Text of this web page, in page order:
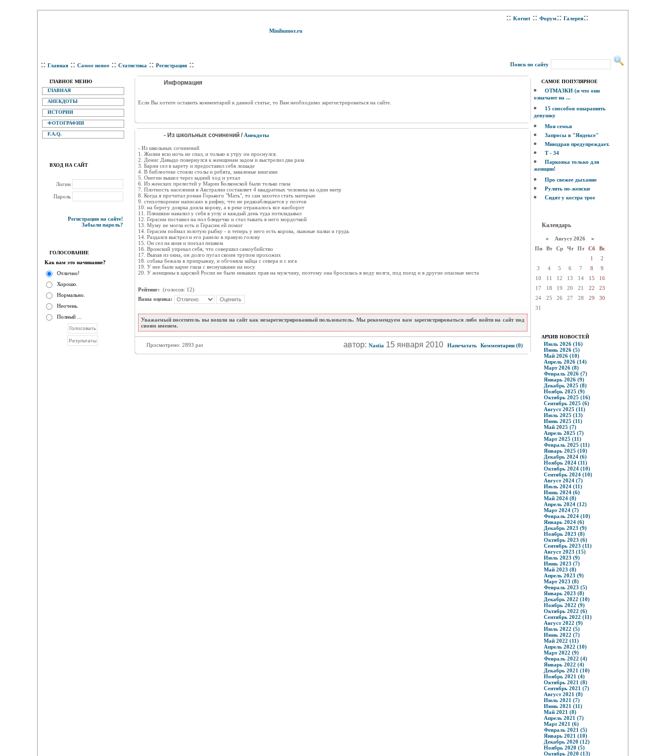
Minihumor.ru
:: Kornet :: Форум:: Галерея::
:: Главная :: Самое новое :: Статистика :: Регистрация :: Поиск по сайту
ГЛАВНОЕ МЕНЮ
ГЛАВНАЯ
АНЕКДОТЫ
ИСТОРИИ
ФОТОГРАФИИ
F.A.Q.
ВХОД НА САЙТ
Логин
Пароль
Регистрация на сайте!
Забыли пароль?
ГОЛОСОВАНИЕ
Как вам это начинание?
Отлично!
Хорошо.
Нормально.
Неочень.
Полный ...
Информация
Eсли Вы хотите оставить комментарий к данной статье, то Вам необходимо зарегистрироваться на сайте.
- Из школьных сочинений / Анекдоты
- Из школьных сочинений
1. Жилин всю ночь не спал, и только к утру он проснулся.
2. Денис Давыдо повернулся к женщинам задом и выстрелил два раза
3. Барин сел в карету и предоставил себя лошаде
4. В библеотеке стояли столы и ребята, заваленые книгами
5. Онегин вышел через задний ход и уехал
6. Из женских прелестей у Марии Болконской были только глаза
7. Плотность населения в Австралии составляет 4 квадратных человека на один мнтр
8. Когда я прочитал роман Горького "Мать", то сам захотел стать матерью
9. стихотворение написано в рифму, что не редкоаблюдается у поэтов
10. на берегу доярка доила корову, а в реке отражалось все наоборот
11. Плюшкин навалил у себя в углу и каждый день туда поткладывал
12. Герасим поставил на пол блюдечко и стал тыкать в него мордочкой
13. Муму не могла есть и Герасим ей помог
14. Герасим поймал золотую рыбку - и теперь у него есть корова, лыжные палки и грудь
14. Раздался выстрел и его ранело в правую голову
15. Он сел на коня и поехал пешком
16. Вронский упрекал себя, что совершил самоубийство
17. Выпав из окна, он долго пугал своим трупом прохожих
18. собака бежала в припрыжку, и обгоняла зайца с севера и с юга
19. У нее были карие глаза с веснушками на носу
20. У женщины в царской Росии не было никаких прав на мужчину, поэтому она бросилась в воду волги, под поезд и в другие опасные места
Рейтинг: (голосов: 12)
Ваша оценка:
Уважаемый посетитель вы вошли на сайт как незарегистрированный пользователь. Мы рекомендуем вам зарегистрироваться либо войти на сайт под
своим именем.
Просмотрено: 2893 раз автор: Nastia 15 января 2010 Напечатать Комментарии (0)
САМОЕ ПОПУЛЯРНОЕ
ОТМАЗКИ (и что они
означают на ...
15 способов ошарашить
девушку
Моя семья
Запросы в "Яндексе"
Минздрав предупреждает.
Т - 34
Парковка только для
женщин!
Про свежее дыхание
Рулить по-женски
Сидят у костра трое
Календарь
« Август 2026 »
Пн
Вт Ср Чт Пт Сб
Вс
1
2
3
4 5 6 7 8
9
10
11 12 13 14 15
16
17
18 19 20 21 22
23
24
25 26 27 28 29
30
31
АРХИВ НОВОСТЕЙ
Июль 2026 (16)
Июнь 2026 (5)
Май 2026 (10)
Апрель 2026 (14)
Март 2026 (8)
Февраль 2026 (7)
Январь 2026 (9)
Декабрь 2025 (8)
Ноябрь 2025 (9)
Октябрь 2025 (16)
Сентябрь 2025 (6)
Август 2025 (11)
Июль 2025 (13)
Июнь 2025 (11)
Май 2025 (7)
Апрель 2025 (7)
Март 2025 (11)
Февраль 2025 (11)
Январь 2025 (10)
Декабрь 2024 (6)
Ноябрь 2024 (11)
Октябрь 2024 (10)
Сентябрь 2024 (10)
Август 2024 (7)
Июль 2024 (11)
Июнь 2024 (6)
Май 2024 (8)
Апрель 2024 (12)
Март 2024 (7)
Февраль 2024 (10)
Январь 2024 (6)
Декабрь 2023 (9)
Ноябрь 2023 (8)
Октябрь 2023 (6)
Сентябрь 2023 (11)
Август 2023 (15)
Июль 2023 (9)
Июнь 2023 (7)
Май 2023 (8)
Апрель 2023 (9)
Март 2023 (8)
Февраль 2023 (5)
Январь 2023 (8)
Декабрь 2022 (10)
Ноябрь 2022 (9)
Октябрь 2022 (6)
Сентябрь 2022 (11)
Август 2022 (9)
Июль 2022 (5)
Июнь 2022 (7)
Май 2022 (11)
Апрель 2022 (10)
Март 2022 (9)
Февраль 2022 (4)
Январь 2022 (4)
Декабрь 2021 (10)
Ноябрь 2021 (4)
Октябрь 2021 (8)
Сентябрь 2021 (7)
Август 2021 (8)
Июль 2021 (7)
Июнь 2021 (11)
Май 2021 (8)
Апрель 2021 (7)
Март 2021 (6)
Февраль 2021 (5)
Январь 2021 (10)
Декабрь 2020 (12)
Ноябрь 2020 (5)
Октябрь 2020 (13)